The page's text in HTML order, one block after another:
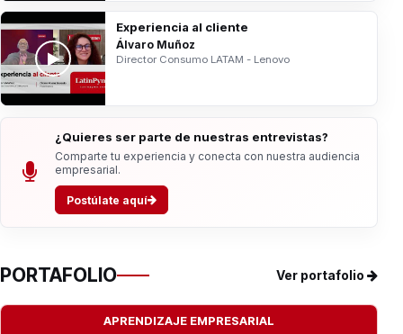
Experiencia al cliente
Álvaro Muñoz
Director Consumo LATAM - Lenovo
¿Quieres ser parte de nuestras entrevistas?
Comparte tu experiencia y conecta con nuestra audiencia
empresarial.
Postúlate aquí
PORTAFOLIO Ver portafolio
APRENDIZAJE EMPRESARIAL